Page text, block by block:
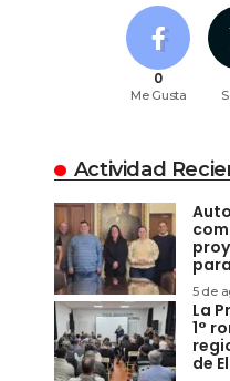
0
Me Gusta
Actividad
5 de
La
1°
de